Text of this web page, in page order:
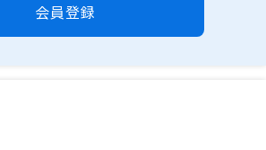
会員登録